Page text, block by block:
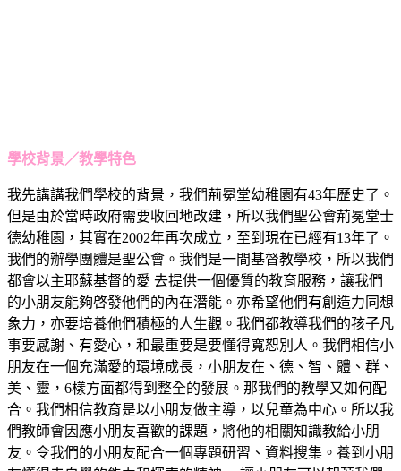
學校背景／教學特色
我先講講我們學校的背景，我們荊冕堂幼稚園有43年歷史了。
但是由於當時政府需要收回地改建，所以我們聖公會荊冕堂士
德幼稚園，其實在2002年再次成立，至到現在已經有13年了。
我們的辦學團體是聖公會。我們是一間基督教學校，所以我們
都會以主耶蘇基督的愛 去提供一個優質的教育服務，讓我們
的小朋友能夠啓發他們的內在潛能。亦希望他們有創造力同想
象力，亦要培養他們積極的人生觀。我們都教導我們的孩子凡
事要感謝、有愛心，和最重要是要懂得寬恕別人。我們相信小
朋友在一個充滿愛的環境成長，小朋友在、德、智、體、群、
美、靈，6樣方面都得到整全的發展。那我們的教學又如何配
合。我們相信教育是以小朋友做主導，以兒童為中心。所以我
們教師會因應小朋友喜歡的課題，將他的相關知識教給小朋
友。令我們的小朋友配合一個專題研習、資料搜集。養到小朋